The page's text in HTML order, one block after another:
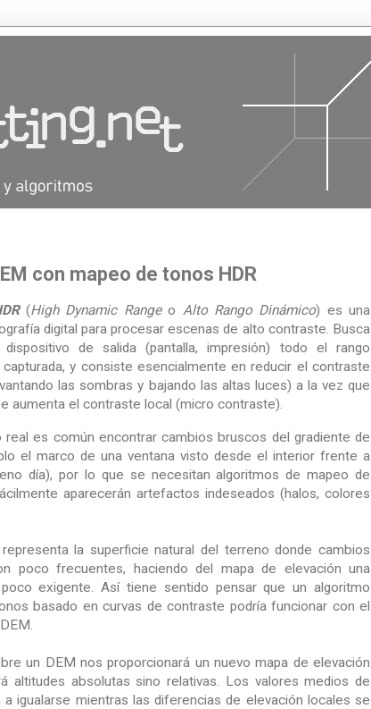
con mapeo de tonos HDR
(High Dynamic Rangeo Alto Rango Dinámico) es una
digital para procesar escenas de alto contraste. Busca
de salida (pantalla, impresión) todo el rango
y consiste esencialmente en reducir el contraste
las sombras y bajando las altas luces) a la vez que
aumenta el contraste local (micro contraste).
real es común encontrar cambios bruscos del gradiente de
el marco de una ventana visto desde el interior frente a
día), por lo que se necesitan algoritmos de mapeo de
aparecerán artefactos indeseados (halos, colores
la superficie natural del terreno donde cambios
poco frecuentes, haciendo del mapa de elevación una
exigente. Así tiene sentido pensar que un algoritmo
basado en curvas de contraste podría funcionar con el
un DEM nos proporcionará un nuevo mapa de elevación
altitudes absolutas sino relativas. Los valores medios de
igualarse mientras las diferencias de elevación locales se